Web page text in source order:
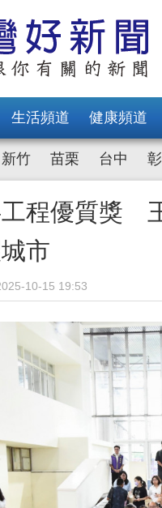
生活頻道 健康頻道
新竹 苗栗 台中
程優質獎
市
10-15 19:53